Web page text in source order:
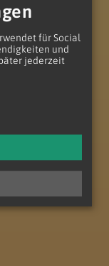
für Social
und
jederzeit